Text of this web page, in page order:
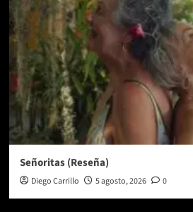
Señoritas (Reseña)
Diego Carrillo 5 agosto, 2026 0